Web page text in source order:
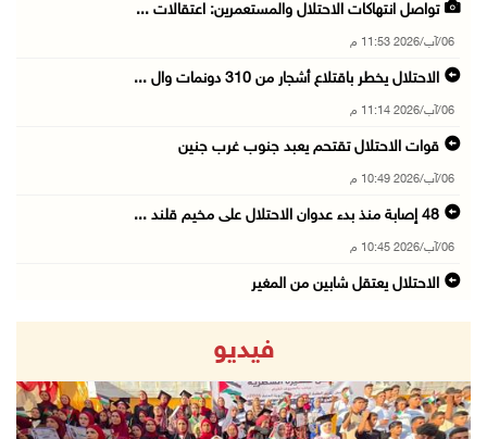
تواصل انتهاكات الاحتلال والمستعمرين: اعتقالات ...
06/آب/2026 11:53 م
الاحتلال يخطر باقتلاع أشجار من 310 دونمات وال ...
06/آب/2026 11:14 م
قوات الاحتلال تقتحم يعبد جنوب غرب جنين
06/آب/2026 10:49 م
48 إصابة منذ بدء عدوان الاحتلال على مخيم قلند ...
06/آب/2026 10:45 م
الاحتلال يعتقل شابين من المغير
وزير الداخلية يبحث مع مكافحة المخدرات الدولي ...
06/آب/2026 10:01 م
رئيس بلدية الخليل يطلع وفدا أميركيا على تطورا ...
فيديو